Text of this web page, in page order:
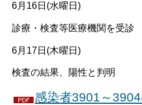
6月16日(水曜日)
診療・検査等医療機関を受診
6月17日(木曜日)
検査の結果、陽性と判明
感染者3901～